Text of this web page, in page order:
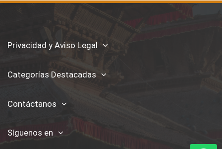
Privacidad y Aviso Legal
Categorías Destacadas
Contáctanos
Síguenos en